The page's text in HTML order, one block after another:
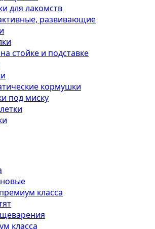
для лакомств
развивающие
стойке и подставке
кормушки
под миску
класса
класса